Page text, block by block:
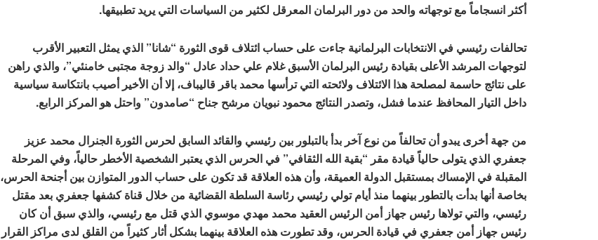
أكثر انسجاماً مع توجهاته والحد من دور البرلمان المعرقل لكثير من السياسات التي يريد تطبيقها.
تحالفات رئيسي في الانتخابات البرلمانية جاءت على حساب ائتلاف قوى الثورة “شانا” الذي يمثل التعبير الأقرب
لتوجهات المرشد الأعلى بقيادة رئيس البرلمان الأسبق غلام علي حداد عادل “والد زوجة مجتبى خامنئي”، والذي راهن
على نتائج حاسمة لمصلحة هذا الائتلاف ولائحته التي ترأسها محمد باقر قاليباف، إلا أن الأخير أصيب بانتكاسة سياسية
داخل التيار المحافظ عندما فشل، وتصدر النتائج محمود نبويان مرشح جناح “صامدون” واحتل هو المركز الرابع.
من جهة أخرى يبدو أن تحالفاً من نوع آخر بدأ بالتبلور بين رئيسي والقائد السابق لحرس الثورة الجنرال محمد عزيز
جعفري الذي يتولى حالياً قيادة مقر “بقية الله الثقافي” في الحرس الذي يعتبر الشخصية الأخطر حالياً، وفي المرحلة
المقبلة في الإمساك بمستقبل الدولة العميقة، وأن هذه العلاقة قد تكون على حساب الدور المتوازن بين أجنحة الحرس،
بخاصة أنها بدأت بالتطور بينهما منذ أيام تولي رئيسي رئاسة السلطة القضائية من خلال قناة كشفها جعفري بعد مقتل
رئيسي، والتي تولاها رئيس جهاز أمن الرئيس العقيد محمد مهدي موسوي الذي قتل مع رئيسي، والذي سبق أن كان
رئيس جهاز أمن جعفري في قيادة الحرس، وقد تطورت هذه العلاقة بينهما بشكل أثار كثيراً من القلق لدى مراكز القرار